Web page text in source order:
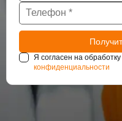
Я согласен на обработку
конфиденциальности